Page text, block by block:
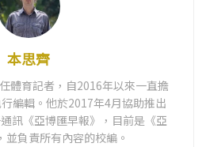
本思齊
體育記者，自2016年以來一直擔
編輯。他於2017年4月協助推出
訊《亞博匯早報》，目前是《亞
並負責所有內容的校編。